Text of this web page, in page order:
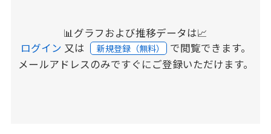
📊グラフおよび推移データは📈
ログイン 又は 新規登録（無料） で閲覧できます。
メールアドレスのみですぐにご登録いただけます。